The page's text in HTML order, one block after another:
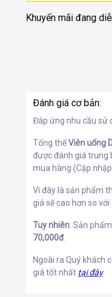
Khuyến mãi đang
Đánh giá cơ bản:
Đáp ứng nhu cầu sử
Tổng thểViên uống
được đánh giá trung
mua hàng (Cập
Vì đây là sản phẩm
giá sẽ cao hơn so
Tuy nhiên: Sản
70,000đ.
Ngoài ra Quý khách
giá tốt nhất tại đây